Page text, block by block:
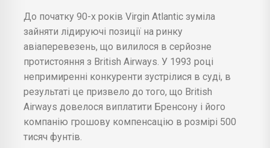
До початку 90-х років Virgin Atlantic зуміла
зайняти лідируючі позиції на ринку
авіаперевезень, що вилилося в серйозне
протистояння з British Airways. У 1993 році
непримиренні конкуренти зустрілися в суді, в
результаті це призвело до того, що British
Airways довелося виплатити Бренсону і його
компанію грошову компенсацію в розмірі 500
тисяч фунтів.